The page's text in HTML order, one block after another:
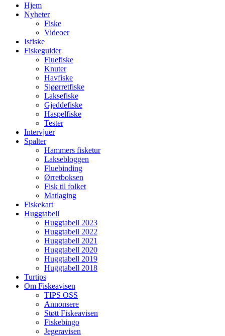
Hjem
Nyheter
Fiske
Videoer
Isfiske
Fiskeguider
Fluefiske
Knuter
Havfiske
Sjøørretfiske
Laksefiske
Gjeddefiske
Haspelfiske
Tester
Intervjuer
Spalter
Hammers fisketur
Laksebloggen
Fluebinding
Ørretboksen
Fisk til folket
Matlaging
Fiskekart
Huggtabell
Huggtabell 2023
Huggtabell 2022
Huggtabell 2021
Huggtabell 2020
Huggtabell 2019
Huggtabell 2018
Turtips
Om Fiskeavisen
TIPS OSS
Annonsere
Støtt Fiskeavisen
Fiskebingo
Jegeravisen